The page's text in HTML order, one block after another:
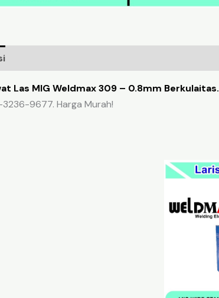
Las MIG Weldmax 309 – 0.8mm Berkulaitas.
3236-9677. Harga Murah!